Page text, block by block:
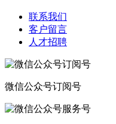
联系我们
客户留言
人才招聘
微信公众号订阅号